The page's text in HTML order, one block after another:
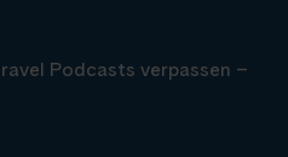
Podcasts verpassen –